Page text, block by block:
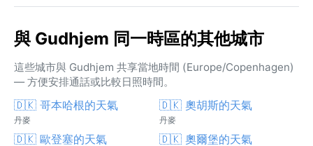
與 Gudhjem 同一時區的其他城市
這些城市與 Gudhjem 共享當地時間 (Europe/Copenhagen)
— 方便安排通話或比較日照時間。
🇩🇰 哥本哈根的天氣
丹麥
🇩🇰 奧胡斯的天氣
丹麥
🇩🇰 歐登塞的天氣 🇩🇰 奧爾堡的天氣